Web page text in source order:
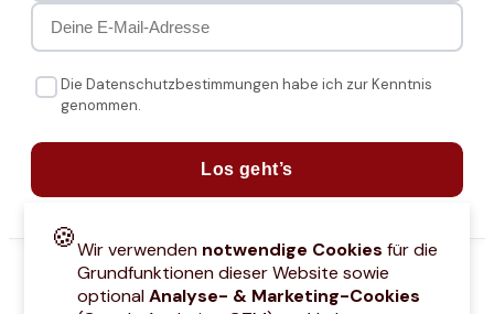
Die Datenschutzbestimmungen habe ich zur Kenntnis
genommen.
Los geht’s
🍪Wir verwenden notwendige Cookies für die
Grundfunktionen dieser Website sowie
optionalAnalyse- & Marketing-Cookies